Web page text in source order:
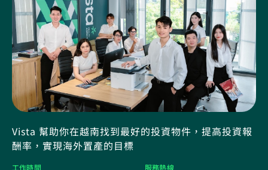
Vista 幫助你在越南找到最好的投資物件，提高投資報
酬率，實現海外置產的目標
工作時間 服務熱線